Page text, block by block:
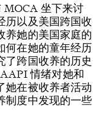
MOCA 坐下来讨
历以及美国跨国收
养她的美国家庭的
何在她的童年经历
了跨国收养的历史
情绪对她和
她在被收养者活动
制度中发现的一些